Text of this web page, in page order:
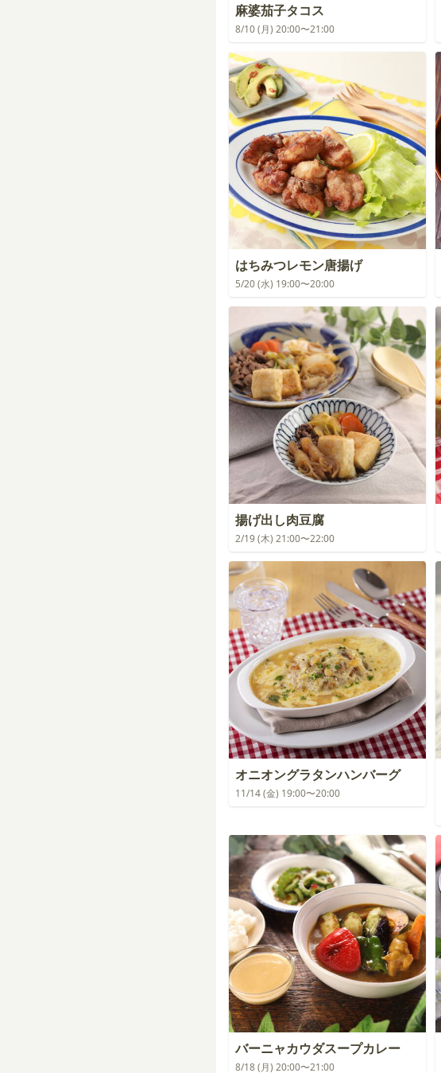
麻婆茄子タコス
8/10 (月) 20:00〜21:00
はちみつレモン唐揚げ
5/20 (水) 19:00〜20:00
揚げ出し肉豆腐
2/19 (木) 21:00〜22:00
オニオングラタンハンバーグ
11/14 (金) 19:00〜20:00
バーニャカウダスープカレー
8/18 (月) 20:00〜21:00